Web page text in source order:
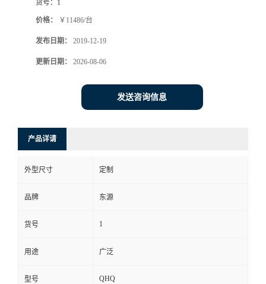
货号： 1
价格： ￥11486/台
发布日期： 2019-12-19
更新日期： 2026-08-06
发送咨询信息
产品详请
外型尺寸 定制
品牌 东源
货号 1
用途 广泛
型号 QHQ